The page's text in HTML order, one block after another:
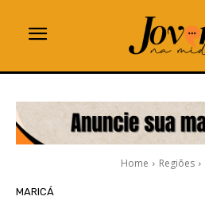
Home Regiões
MARICÁ